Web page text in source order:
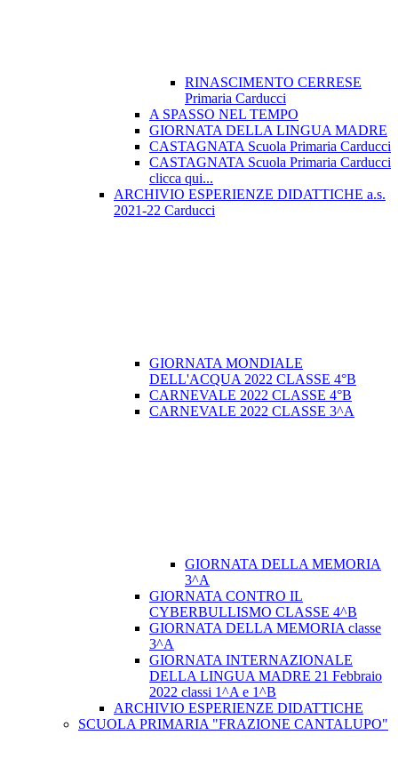
RINASCIMENTO CERRESE
Primaria Carducci
A SPASSO NEL TEMPO
GIORNATA DELLA LINGUA MADRE
CASTAGNATA Scuola Primaria Carducci
CASTAGNATA Scuola Primaria Carducci
clicca qui...
ARCHIVIO ESPERIENZE DIDATTICHE a.s.
2021-22 Carducci
GIORNATA MONDIALE
DELL'ACQUA 2022 CLASSE 4°B
CARNEVALE 2022 CLASSE 4°B
CARNEVALE 2022 CLASSE 3^A
GIORNATA DELLA MEMORIA
3^A
GIORNATA CONTRO IL
CYBERBULLISMO CLASSE 4^B
GIORNATA DELLA MEMORIA classe
3^A
GIORNATA INTERNAZIONALE
DELLA LINGUA MADRE 21 Febbraio
2022 classi 1^A e 1^B
ARCHIVIO ESPERIENZE DIDATTICHE
SCUOLA PRIMARIA "FRAZIONE CANTALUPO"